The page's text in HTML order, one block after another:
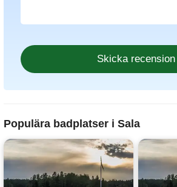
Populära badplatser i Sala